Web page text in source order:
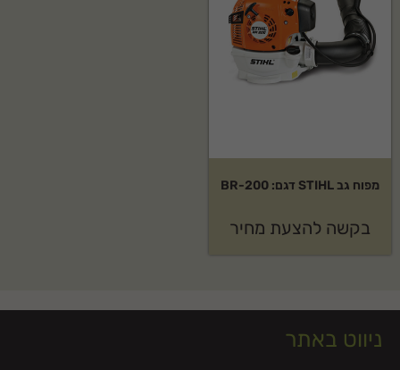
מפוח גב STIHL דגם: BR-200
בקשה להצעת מחיר
ניווט באתר